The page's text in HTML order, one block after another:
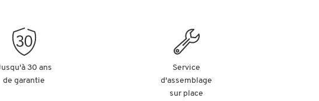
740
16
30 ans
de garantie
Service
d'assemblage
sur place